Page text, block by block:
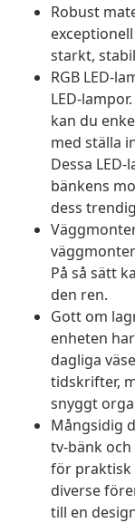
Robust
starkt,
RGB LED-
LED-
kan du
med ställa
Dessa
bänkens
dess
På så sätt
den ren.
Gott om
enheten
dagliga
tidskrifter,
snyggt
Mångsidig
tv-bänk
för praktisk
diverse
till en